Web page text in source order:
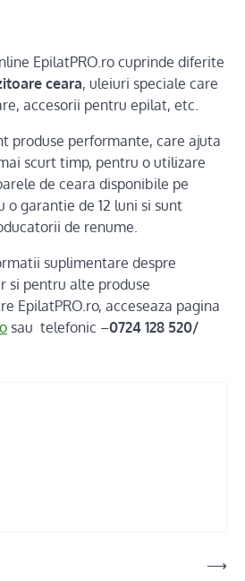
EpilatPRO.ro cuprinde diferite
ceara, uleiuri speciale care
accesorii pentru epilat, etc.
produse performante, care ajuta
scurt timp, pentru o utilizare
de ceara disponibile pe
o garantie de 12 luni si sunt
de renume.
suplimentare despre
si pentru alte produse
EpilatPRO.ro, acceseaza pagina
sau telefonic –0724 128 520/
⟶